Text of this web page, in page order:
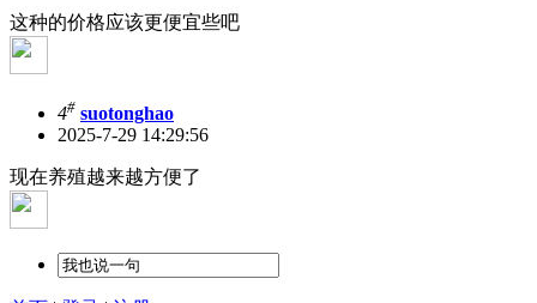
这种的价格应该更便宜些吧
4# suotonghao
2025-7-29 14:29:56
现在养殖越来越方便了